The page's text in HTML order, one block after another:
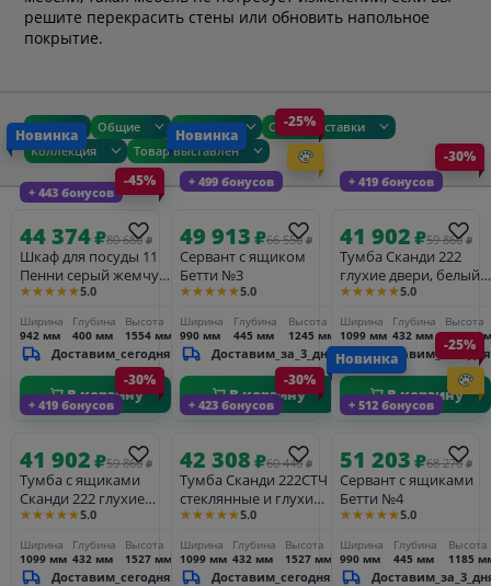
решите перекрасить стены или обновить напольное
покрытие.
Цена Общие Размеры
Сроки доставки
Коллекция
Товар выставлен
+ 443 бонусов
Новинка
-45%
44 374₽80 680 ₽
Шкаф для посуды 11
Пенни серый жемчуг/
антик 24 глухие
★★★★★5.0
Ширина
942 мм
Глубина
400 мм
Высота
1554 мм
Доставим_сегодня
В корзину
+ 499 бонусов
Новинка
-25%
49 913₽66 550 ₽
Сервант с ящиком
Бетти №3
★★★★★5.0
Ширина
990 мм
Глубина
445 мм
Высота
1245 мм
Доставим_за_3_дня
В корзину
+ 419 бонусов
-30%
41 902₽59 860 ₽
Тумба Сканди 222
глухие двери, белый/
антик
★★★★★5.0
Ширина
1099 мм
Глубина
432 мм
Высота
1527 мм
Доставим_сегодня
В корзину
+ 419 бонусов
-30%
41 902₽59 860 ₽
Тумба с ящиками
Сканди 222 глухие
двери, серый 7046/
★★★★★5.0
Ширина
1099 мм
Глубина
432 мм
Высота
1527 мм
Доставим_сегодня
+ 423 бонусов
-30%
42 308₽60 440 ₽
Тумба Сканди 222СТЧ
стеклянные и глухие
двери, белый/антик
★★★★★5.0
Ширина
1099 мм
Глубина
432 мм
Высота
1527 мм
Доставим_сегодня
+ 512 бонусов
Новинка
-25%
51 203₽68 270 ₽
Сервант с ящиками
Бетти №4
★★★★★5.0
Ширина
990 мм
Глубина
445 мм
Высота
1185